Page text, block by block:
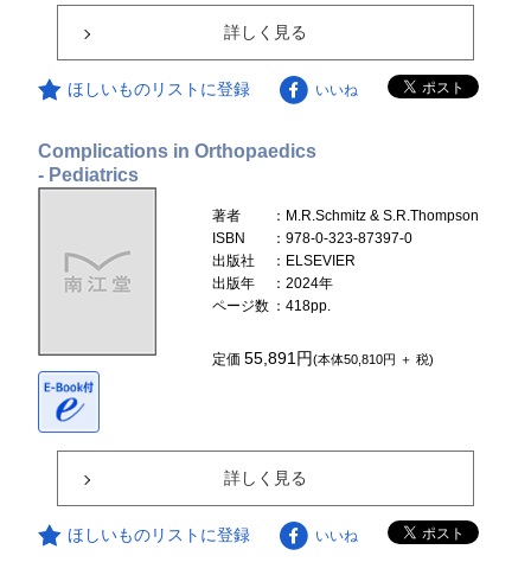
詳しく見る
ほしいものリストに登録 いいね
Complications in Orthopaedics
- Pediatrics
著者
：M.R.Schmitz & S.R.Thompson
ISBN
：978-0-323-87397-0
出版社
：ELSEVIER
出版年
：2024年
ページ数 ：418pp.
定価55,891円(本体50,810円 ＋ 税)
詳しく見る
ほしいものリストに登録 いいね